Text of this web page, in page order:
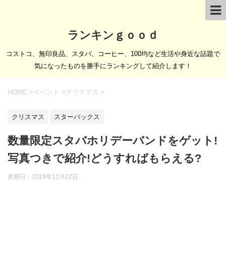
ランキンｇｏｏｄ
コストコ、無印良品、スタバ、コーヒー、100均など生活や身近な話題で
気になったものを勝手にランキングして紹介します！
HOME > イベント > クリスマス >
クリスマス スターバックス
数量限定スタバホリデーバンドをゲット!
写真つきで紹介!どうすればもらえる?
更新日： 2018年11月22日